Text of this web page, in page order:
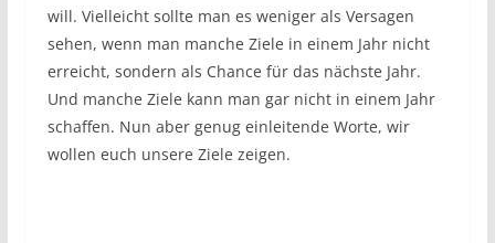
will. Vielleicht sollte man es weniger als Versagen
sehen, wenn man manche Ziele in einem Jahr nicht
erreicht, sondern als Chance für das nächste Jahr.
Und manche Ziele kann man gar nicht in einem Jahr
schaffen. Nun aber genug einleitende Worte, wir
wollen euch unsere Ziele zeigen.